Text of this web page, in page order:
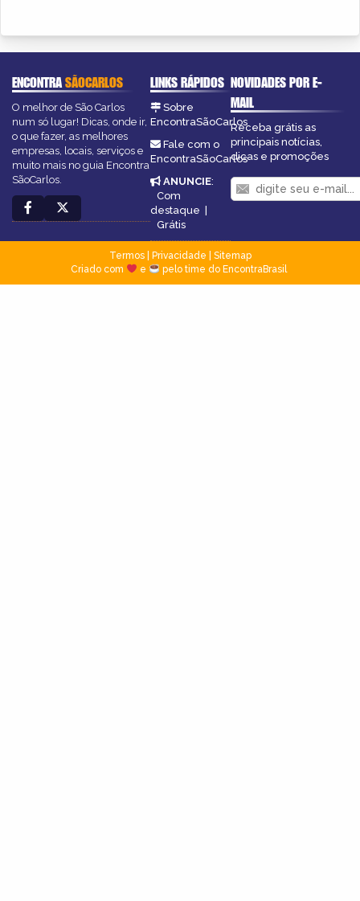
ENCONTRASÃOCARLOS
O melhor de São Carlos
num só lugar! Dicas, onde ir,
o que fazer, as melhores
empresas, locais, serviços e
muito mais no guia Encontra
SãoCarlos.
LINKS RÁPIDOS
Sobre
EncontraSãoCarlos
Fale com o
EncontraSãoCarlos
ANUNCIE:
Com
destaque |
Grátis
NOVIDADES POR E-
MAIL
Receba grátis as
principais notícias,
dicas e promoções
Termos| Privacidade
Sitemap
Criado com
e pelo time do EncontraBrasil